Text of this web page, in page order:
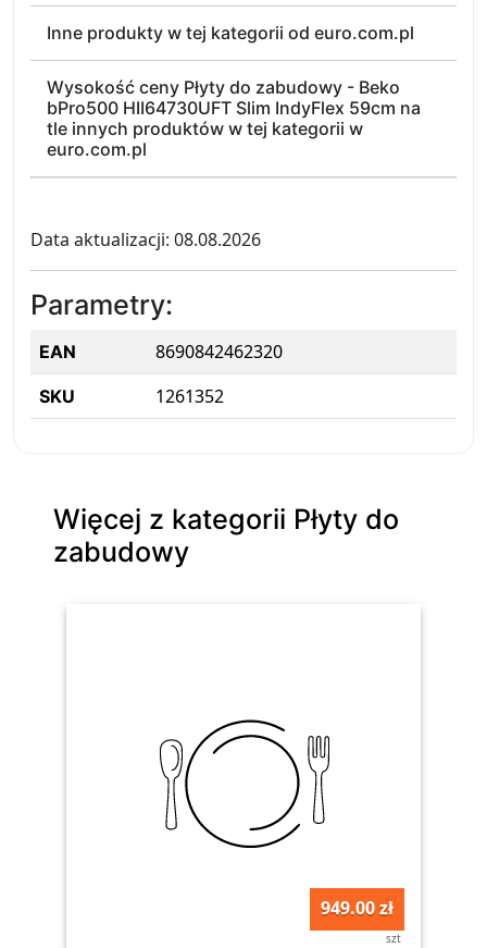
Inne produkty w tej kategorii od euro.com.pl
Wysokość ceny Płyty do zabudowy - Beko
bPro500 HII64730UFT Slim IndyFlex 59cm na
tle innych produktów w tej kategorii w
euro.com.pl
Data aktualizacji: 08.08.2026
Parametry:
EAN 8690842462320
SKU 1261352
Więcej z kategorii Płyty do
zabudowy
949.00 zł
szt